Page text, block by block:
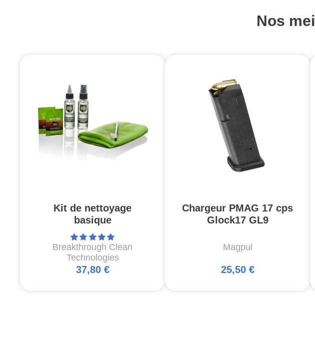
Nos
Kit de nettoyage
basique
Breakthrough Clean
Technologies
37,80 €
Chargeur PMAG 17 cps
Glock17 GL9
Magpul
25,50 €